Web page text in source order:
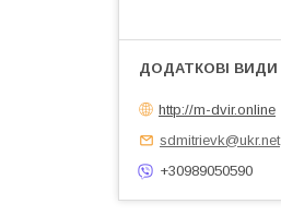
http://m-dvir.online
sdmitrievk@ukr.net
+30989050590